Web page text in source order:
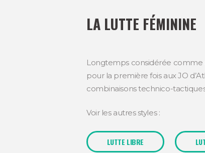
LA LUTTE FÉMININE
Longtemps considérée comme
pour la première fois aux JO
combinaisons technico-
Voir les autres styles :
LUTTE LIBRE